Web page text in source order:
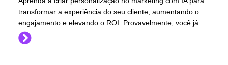
transformar a experiência do seu cliente, aumentando o
engajamento e elevando o ROI. Provavelmente, você já